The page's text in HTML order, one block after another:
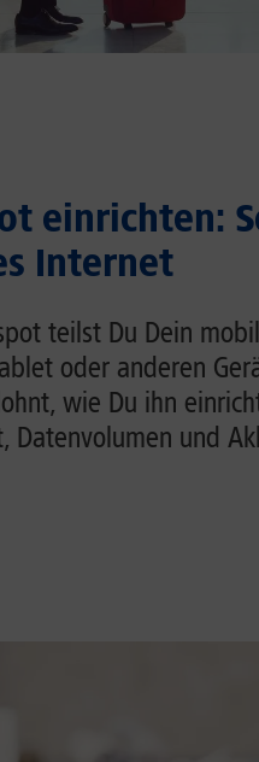
einrichten:
Internet
teilst Du Dein
oder anderen
wie Du ihn
Datenvolumen und